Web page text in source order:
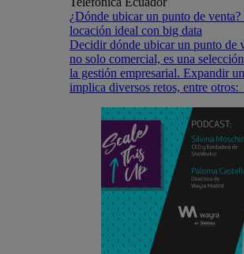
¿Dónde ubicar un punto de venta?
locación ideal con big data
Decidir dónde ubicar un punto de
no solo comercial, es una
la gestión empresarial. Expandir
implica diversos retos, entre